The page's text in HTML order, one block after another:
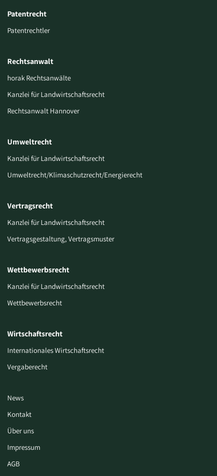
Patentrecht
Patentrechtler
Rechtsanwalt
horak Rechtsanwälte
Kanzlei für Landwirtschaftsrecht
Rechtsanwalt Hannover
Umweltrecht
Kanzlei für Landwirtschaftsrecht
Umweltrecht/Klimaschutzrecht/Energierecht
Vertragsrecht
Kanzlei für Landwirtschaftsrecht
Vertragsgestaltung, Vertragsmuster
Wettbewerbsrecht
Kanzlei für Landwirtschaftsrecht
Wettbewerbsrecht
Wirtschaftsrecht
Internationales Wirtschaftsrecht
Vergaberecht
News
Kontakt
Über uns
Impressum
AGB